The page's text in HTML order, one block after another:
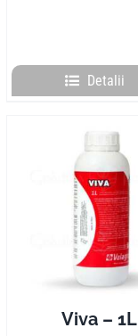
Detalii
Viva – 1L